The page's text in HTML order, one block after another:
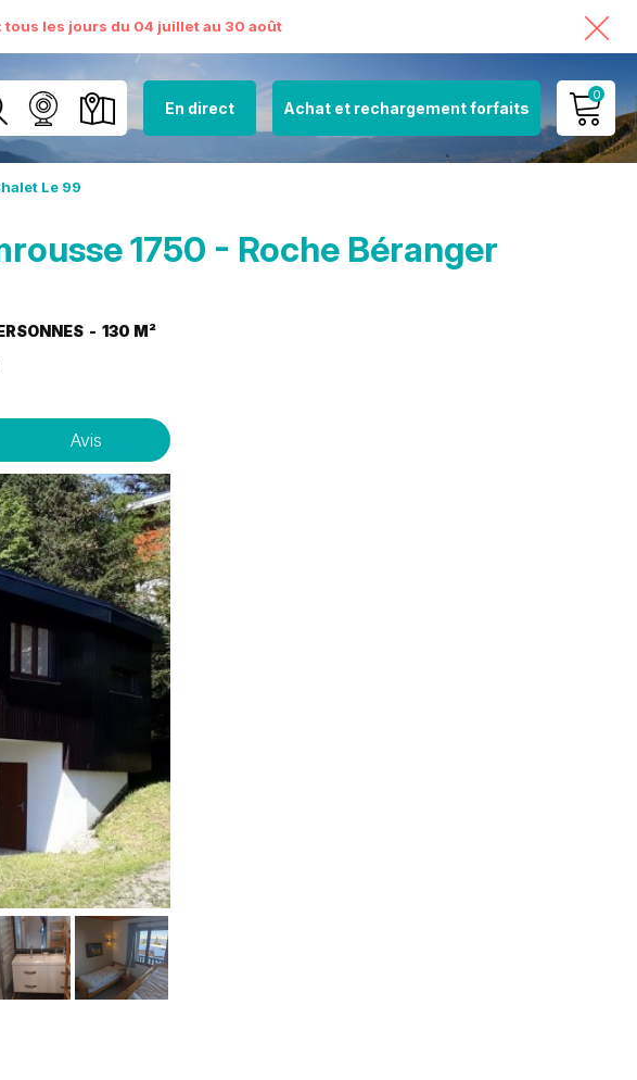
les jours du 04 juillet au 30 août
En direct Achat et rechargement forfaits
0
MON COMPTE
Le 99
1750 - Roche Béranger
130 M²
Avis